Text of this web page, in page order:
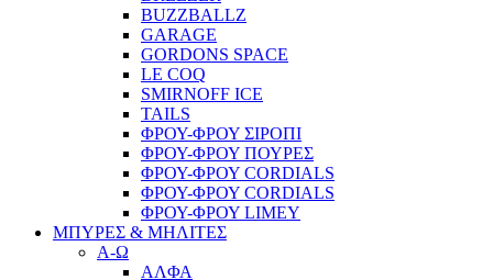
BUZZBALLZ
GARAGE
GORDONS SPACE
LE COQ
SMIRNOFF ICE
TAILS
ΦΡΟΥ-ΦΡΟΥ ΣΙΡΟΠΙ
ΦΡΟΥ-ΦΡΟΥ ΠΟΥΡΕΣ
ΦΡΟΥ-ΦΡΟΥ CORDIALS
ΦΡΟΥ-ΦΡΟΥ CORDIALS
ΦΡΟΥ-ΦΡΟΥ LIMEY
ΜΠΥΡΕΣ & ΜΗΛΙΤΕΣ
Α-Ω
ΑΛΦΑ